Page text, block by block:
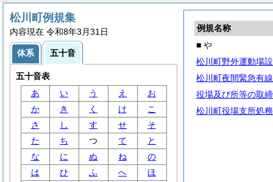
例規名称
■ や
松川町野外運動場
松川町夜間緊急有
役場及び所等の取
松川町役場支所処
松川町例規集
内容現在 令和8年3月31日
体系 五十音
五十音表
あ
い う え
お
か
き く け
こ
さ
し す せ
そ
た
ち つ て
と
な
に ぬ ね
の
は
ひ ふ へ
ほ